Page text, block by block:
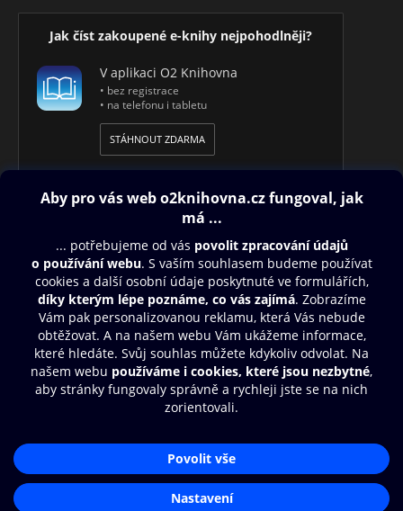
Jak číst zakoupené e-knihy nejpohodlněji?
V aplikaci O2 Knihovna
• bez registrace
• na telefonu i tabletu
STÁHNOUT ZDARMA
Obsah ke stažení
Moje O2 Knihovna
Další zábava
© O2 Czech Republic a.s.
Zásady zpracování osobních údajůAplikace O2 Knihovna
Čti a poslouchej své e-knihy a